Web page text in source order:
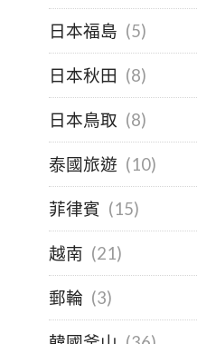
日本福島 (5)
日本秋田 (8)
日本鳥取 (8)
泰國旅遊 (10)
菲律賓 (15)
越南 (21)
郵輪 (3)